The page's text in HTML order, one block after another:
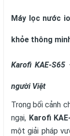
Máy lọc nước
khỏe thông
Karofi KAE-
người Việt
Trong bối cảnh
ngại, Karofi
một giải pháp